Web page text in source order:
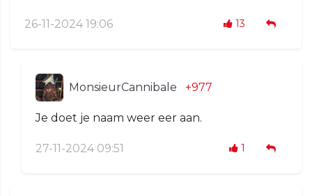
26-11-2024 19:06 13
MonsieurCannibale +977
Je doet je naam weer eer aan.
27-11-2024 09:51 1